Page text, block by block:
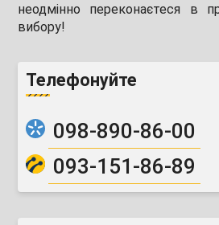
неодмінно переконаєтеся в
вибору!
Телефонуйте
098-890-86-00
093-151-86-89